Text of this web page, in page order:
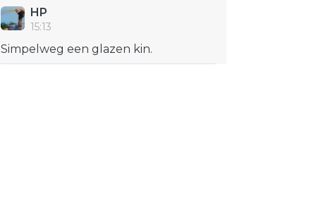
HP
15:13
Simpelweg een glazen kin.